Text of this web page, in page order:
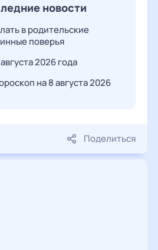
новости
в родительские
поверья
2026 года
на 8 августа 2026
Поделиться